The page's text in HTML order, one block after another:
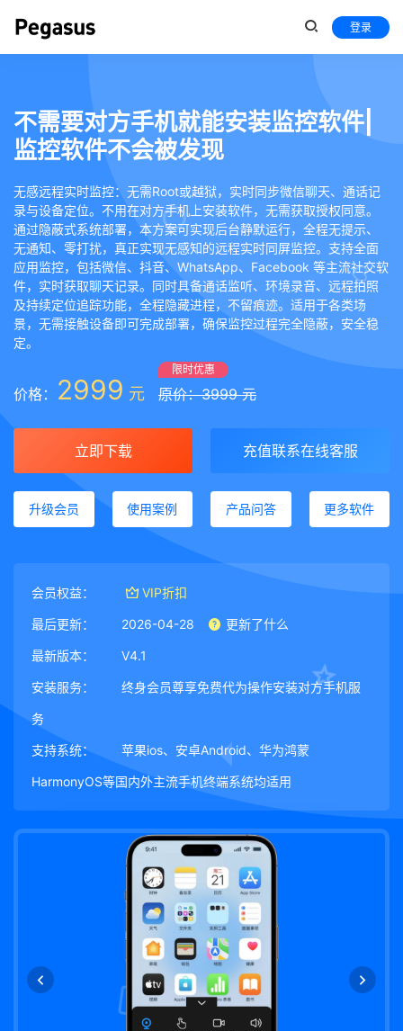
登录
不需要对方手机就能安装监控软件|
监控软件不会被发现
无感远程实时监控：无需Root或越狱，实时同步微信聊天、通话记
录与设备定位。不用在对方手机上安装软件，无需获取授权同意。
通过隐蔽式系统部署，本方案可实现后台静默运行，全程无提示、
无通知、零打扰，真正实现无感知的远程实时同屏监控。支持全面
应用监控，包括微信、抖音、WhatsApp、Facebook 等主流社交软
件，实时获取聊天记录。同时具备通话监听、环境录音、远程拍照
及持续定位追踪功能，全程隐藏进程，不留痕迹。适用于各类场
景，无需接触设备即可完成部署，确保监控过程完全隐蔽，安全稳
定。
价格： 2999 元
限时优惠
原价：3999 元
立即下载 充值联系在线客服
升级会员 使用案例 产品问答 更多软件
会员权益： VIP折扣
最后更新： 2026-04-28 更新了什么
最新版本： V4.1
安装服务： 终身会员尊享免费代为操作安装对方手机服
务
支持系统： 苹果ios、安卓Android、华为鸿蒙
HarmonyOS等国内外主流手机终端系统均适用